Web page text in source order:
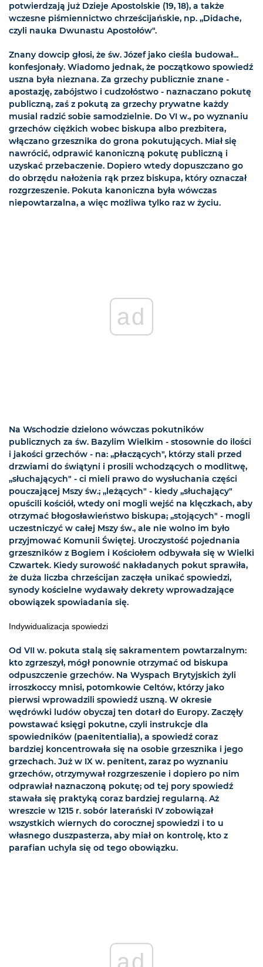
potwierdzają już Dzieje Apostolskie (19, 18), a także
wczesne piśmiennictwo chrześcijańskie, np. „Didache,
czyli nauka Dwunastu Apostołów".
Znany dowcip głosi, że św. Józef jako cieśla budował...
konfesjonały. Wiadomo jednak, że początkowo spowiedź
uszna była nieznana. Za grzechy publicznie znane -
apostazję, zabójstwo i cudzołóstwo - naznaczano pokutę
publiczną, zaś z pokutą za grzechy prywatne każdy
musial radzić sobie samodzielnie. Do VI w., po wyznaniu
grzechów ciężkich wobec biskupa albo prezbitera,
włączano grzesznika do grona pokutujących. Miał się
nawrócić, odprawić kanoniczną pokutę publiczną i
uzyskać przebaczenie. Dopiero wtedy dopuszczano go
do obrzędu nałożenia rąk przez biskupa, który oznaczał
rozgrzeszenie. Pokuta kanoniczna była wówczas
niepowtarzalna, a więc możliwa tylko raz w życiu.
ad
Na Wschodzie dzielono wówczas pokutników
publicznych za św. Bazylim Wielkim - stosownie do ilości
i jakości grzechów - na: „płaczących", którzy stali przed
drzwiami do świątyni i prosili wchodzących o modlitwę,
„słuchających" - ci mieli prawo do wysłuchania części
pouczającej Mszy św.; „leżących" - kiedy „słuchający"
opuścili kościół, wtedy oni mogli wejść na klęczkach, aby
otrzymać błogosławieństwo biskupa; „stojących" - mogli
uczestniczyć w całej Mszy św., ale nie wolno im było
przyjmować Komunii Świętej. Uroczystość pojednania
grzeszników z Bogiem i Kościołem odbywała się w Wielki
Czwartek. Kiedy surowość nakładanych pokut sprawiła,
że duża liczba chrześcijan zaczęła unikać spowiedzi,
synody kościelne wydawały dekrety wprowadzające
obowiązek spowiadania się.
Indywidualizacja spowiedzi
Od VII w. pokuta stalą się sakramentem powtarzalnym:
kto zgrzeszył, mógł ponownie otrzymać od biskupa
odpuszczenie grzechów. Na Wyspach Brytyjskich żyli
irroszkoccy mnisi, potomkowie Celtów, którzy jako
pierwsi wprowadzili spowiedź uszną. W okresie
wędrówki ludów obyczaj ten dotarł do Europy. Zaczęły
powstawać księgi pokutne, czyli instrukcje dla
spowiedników (paenitentialia), a spowiedź coraz
bardziej koncentrowała się na osobie grzesznika i jego
grzechach. Już w IX w. penitent, zaraz po wyznaniu
grzechów, otrzymywał rozgrzeszenie i dopiero po nim
odprawiał naznaczoną pokutę; od tej pory spowiedź
stawała się praktyką coraz bardziej regularną. Aż
wreszcie w 1215 r. sobór laterański IV zobowiązał
wszystkich wiernych do corocznej spowiedzi i to u
własnego duszpasterza, aby miał on kontrolę, kto z
parafian uchyla się od tego obowiązku.
ad